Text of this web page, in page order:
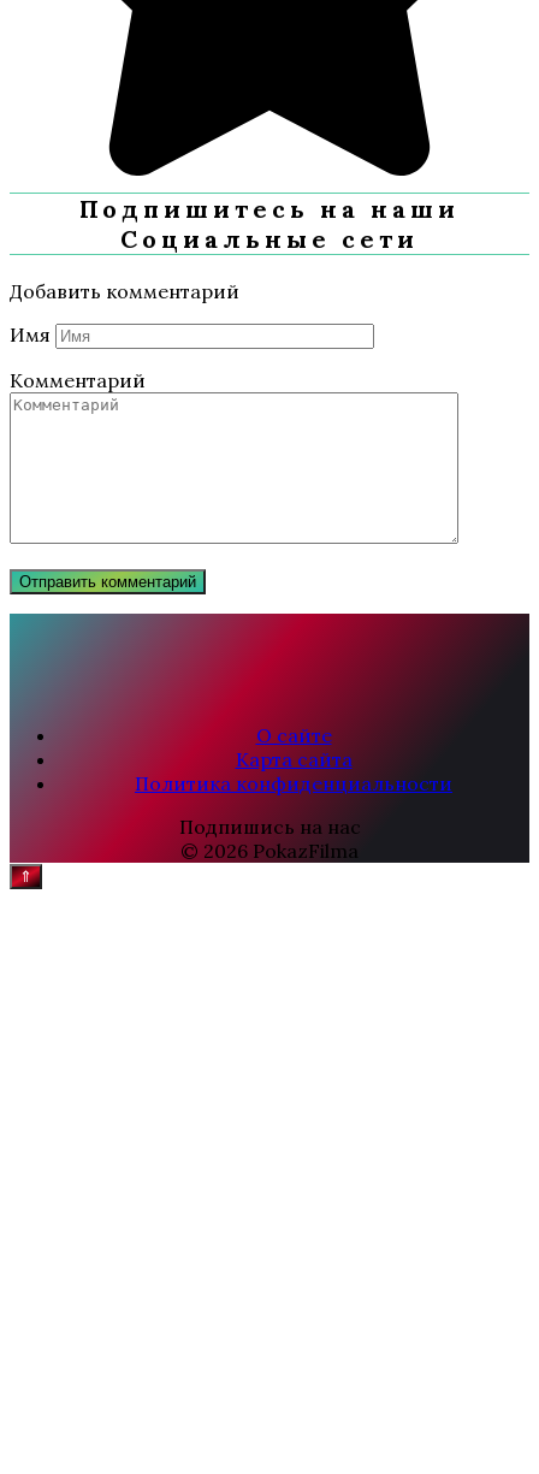
Подпишитесь на наши
Социальные сети
Добавить комментарий
Имя
Комментарий
О сайте
Карта сайта
Политика конфиденциальности
Подпишись на нас
© 2026 PokazFilma